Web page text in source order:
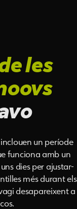
les
un període
funciona amb un
dies per ajustar-
més durant els
desapareixent a